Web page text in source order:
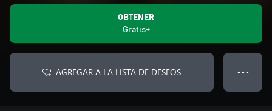
OBTENER
Gratis+
AGREGAR A LA LISTA DE DESEOS ● ● ●